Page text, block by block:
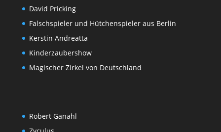
David Pricking
Falschspieler und Hütchenspieler aus Berlin
Kerstin Andreatta
Kinderzaubershow
Magischer Zirkel von Deutschland
Robert Ganahl